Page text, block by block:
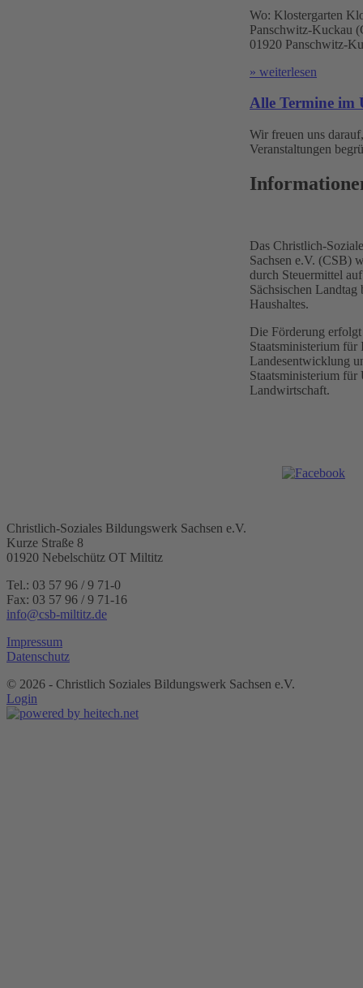
Wo: Klostergarten
Panschwitz-Kuckau
01920 Panschwitz-
» weiterlesen
Alle Termine im
Wir freuen uns
Veranstaltungen
Das Christlich-
Sachsen e.V. (CSB)
durch Steuermittel
Sächsischen Landtag
Haushaltes.
Die Förderung erfolgt
Staatsministerium
Landesentwicklung
Staatsministerium
Landwirtschaft.
Christlich-Soziales Bildungswerk Sachsen e.V.
Kurze Straße 8
01920 Nebelschütz OT Miltitz
Tel.: 03 57 96 / 9 71-0
Fax: 03 57 96 / 9 71-16
info@csb-miltitz.de
Impressum
Datenschutz
© 2026 - Christlich Soziales Bildungswerk Sachsen e.V.
Login